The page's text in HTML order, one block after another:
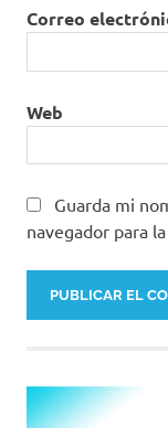
Correo
Web
Guarda mi
navegador para